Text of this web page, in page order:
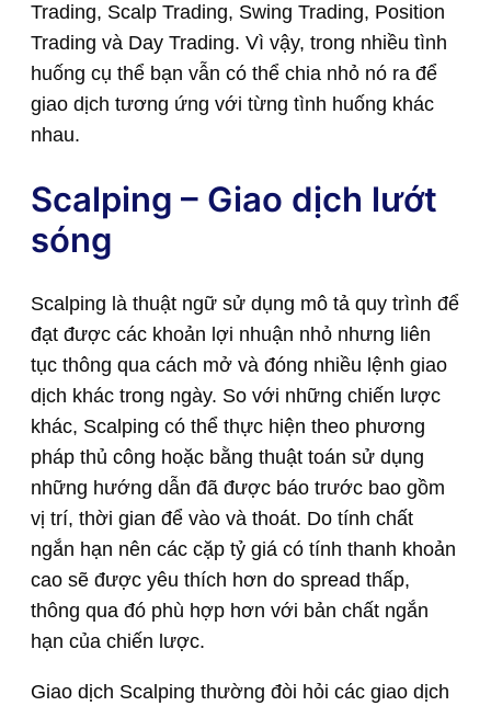
Trading, Scalp Trading, Swing Trading, Position
Trading và Day Trading. Vì vậy, trong nhiều tình
huống cụ thể bạn vẫn có thể chia nhỏ nó ra để
giao dịch tương ứng với từng tình huống khác
nhau.
Scalping – Giao dịch lướt
sóng
Scalping là thuật ngữ sử dụng mô tả quy trình để
đạt được các khoản lợi nhuận nhỏ nhưng liên
tục thông qua cách mở và đóng nhiều lệnh giao
dịch khác trong ngày. So với những chiến lược
khác, Scalping có thể thực hiện theo phương
pháp thủ công hoặc bằng thuật toán sử dụng
những hướng dẫn đã được báo trước bao gồm
vị trí, thời gian để vào và thoát. Do tính chất
ngắn hạn nên các cặp tỷ giá có tính thanh khoản
cao sẽ được yêu thích hơn do spread thấp,
thông qua đó phù hợp hơn với bản chất ngắn
hạn của chiến lược.
Giao dịch Scalping thường đòi hỏi các giao dịch